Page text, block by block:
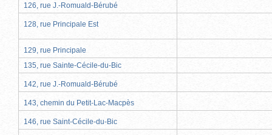
126, rue J.-Romuald-Bérubé
128, rue Principale Est
129, rue Principale
135, rue Sainte-Cécile-du-Bic
142, rue J.-Romuald-Bérubé
143, chemin du Petit-Lac-Macpès
146, rue Saint-Cécile-du-Bic